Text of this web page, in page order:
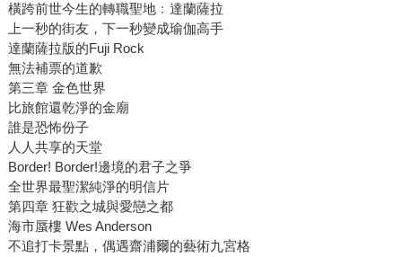
橫跨前世今生的轉職聖地﹕達蘭薩拉
上一秒的街友，下一秒變成瑜伽高手
達蘭薩拉版的Fuji Rock
無法補票的道歉
第三章 金色世界
比旅館還乾淨的金廟
誰是恐怖份子
人人共享的天堂
Border! Border!邊境的君子之爭
全世界最聖潔純淨的明信片
第四章 狂歡之城與愛戀之都
海市蜃樓 Wes Anderson
不追打卡景點，偶遇齋浦爾的藝術九宮格